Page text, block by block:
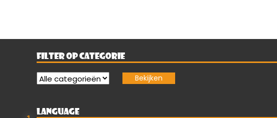
FILTER OP CATEGORIE
LANGUAGE